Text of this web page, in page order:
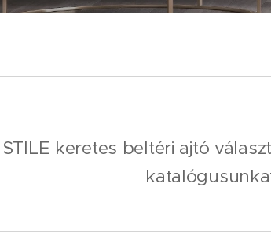
keretes beltéri ajtó